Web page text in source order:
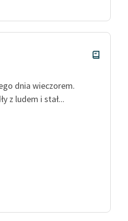
dnia wieczorem.
z ludem i stał...